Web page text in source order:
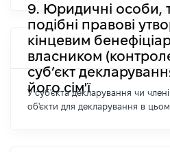
9. Юридичні особи,
подібні правові
кінцевим
власником
суб’єкт
його сім'ї
У суб'єкта декларування чи
об'єкти для декларування в